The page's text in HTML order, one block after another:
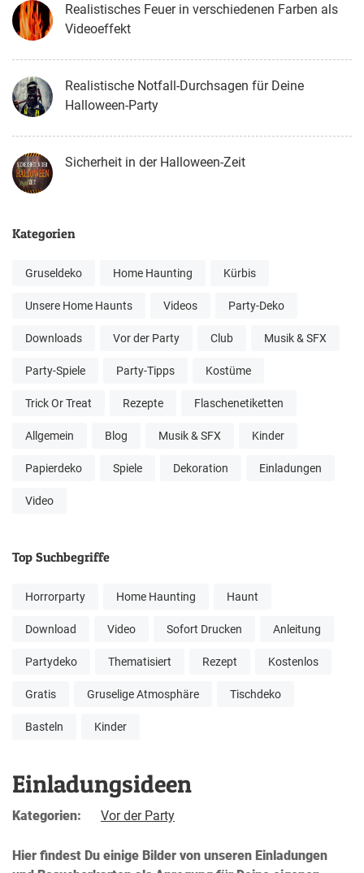
Realistisches Feuer in verschiedenen Farben als
Videoeffekt
Realistische Notfall-Durchsagen für Deine
Halloween-Party
Sicherheit in der Halloween-Zeit
Kategorien
Gruseldeko Home Haunting Kürbis
Unsere Home Haunts Videos Party-Deko
Downloads Vor der Party Club Musik & SFX
Party-Spiele Party-Tipps Kostüme
Trick Or Treat Rezepte Flaschenetiketten
Allgemein Blog Musik & SFX Kinder
Papierdeko Spiele Dekoration Einladungen
Video
Top Suchbegriffe
Horrorparty Home Haunting Haunt
Download Video Sofort Drucken Anleitung
Partydeko Thematisiert Rezept Kostenlos
Gratis Gruselige Atmosphäre Tischdeko
Basteln Kinder
Einladungsideen
Kategorien: Vor der Party
Hier findest Du einige Bilder von unseren Einladungen